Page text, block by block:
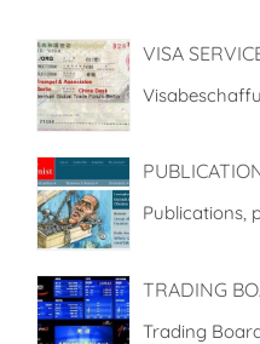
Publications,
TRADING
Trading